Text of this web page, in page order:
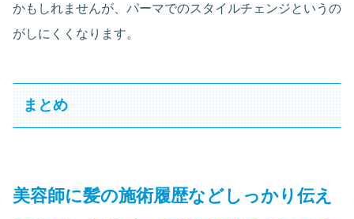
かもしれませんが、パーマでのスタイルチェンジというの
がしにくくなります。
まとめ
美容師に髪の施術履歴などしっかり伝え